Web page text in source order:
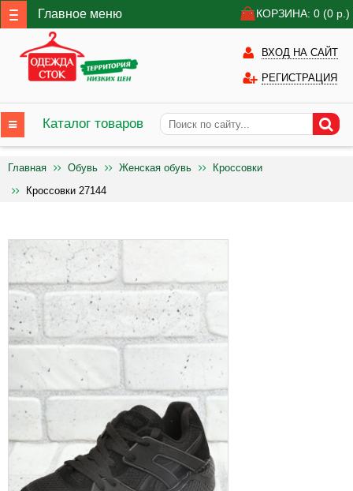
Главное меню КОРЗИНА: 0 (0 р.)
ВХОД НА САЙТ
РЕГИСТРАЦИЯ
Каталог товаров
Главная Обувь Женская обувь
Кроссовки
Кроссовки 27144